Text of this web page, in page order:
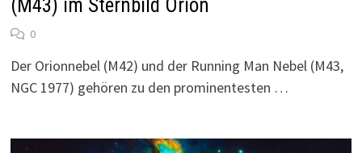
(M43) im Sternbild Orion
0
Der Orionnebel (M42) und der Running Man Nebel (M43,
NGC 1977) gehören zu den prominentesten …